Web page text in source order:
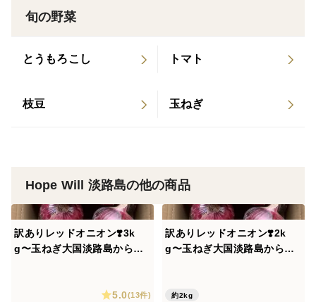
旬の野菜
とうもろこし トマト
枝豆 玉ねぎ
Hope Will 淡路島の他の商品
訳ありレッドオニオン❣️3k
g〜玉ねぎ大国淡路島からの
5.0(13件)
訳ありレッドオニオン❣️2k
g〜玉ねぎ大国淡路島からの
約2kg